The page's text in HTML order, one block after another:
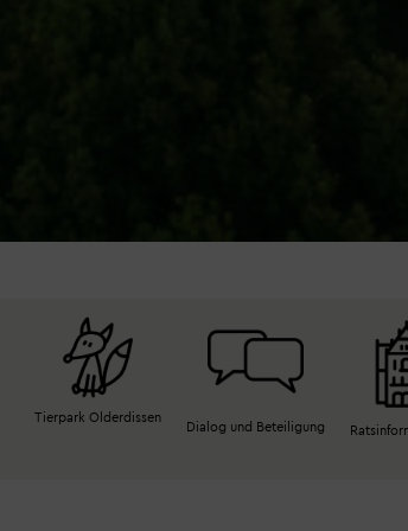
Tierpark Olderdissen
Dialog und Beteiligung